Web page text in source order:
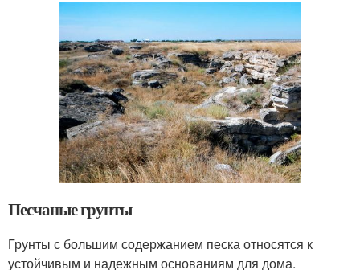
Песчаные грунты
Грунты с большим содержанием песка относятся к
устойчивым и надежным основаниям для дома.